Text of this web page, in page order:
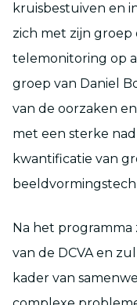
kruisbestuiven en
zich met zijn
telemonitoring op
groep van Daniel
van de oorzaken
met een sterke
kwantificatie van
Na het
van de DCVA en
kader van